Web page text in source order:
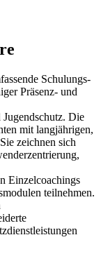
Schulungs-
Präsenz- und
Die
mit langjährigen,
zeichnen sich
Einzelcoachings
teilnehmen.